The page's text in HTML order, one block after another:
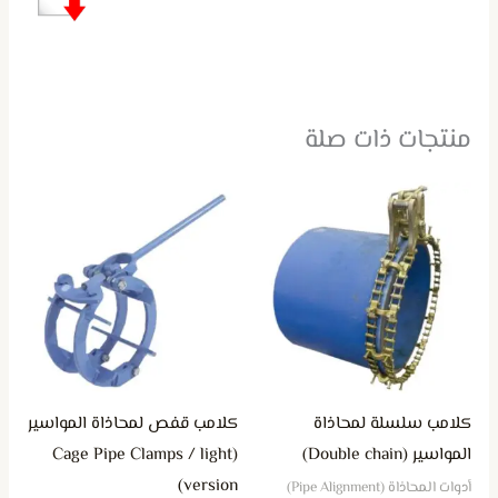
منتجات ذات صلة
كلامب سلسلة لمحاذاة
المواسير (Double chain)
أدوات المحاذاة (Pipe Alignment)
كلامب قفص لمحاذاة المواسير
(Cage Pipe Clamps / light
version)